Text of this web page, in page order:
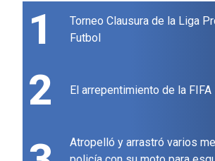
1
Torneo Clausura de la Liga
Futbol
2 El arrepentimiento de la FIFA
Atropelló y arrastró varios